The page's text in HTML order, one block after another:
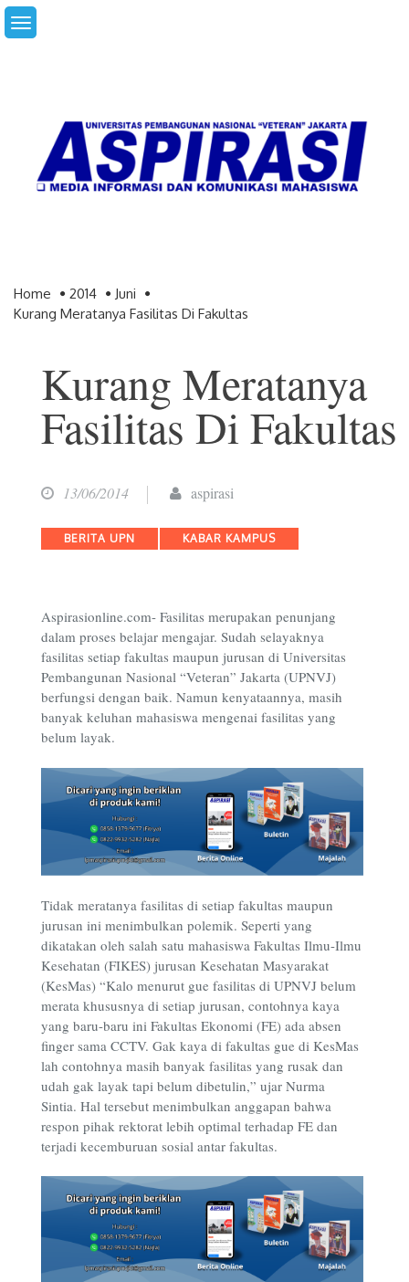
Skip
to
Home 2014
Juni
Kurang Meratanya Fasilitas Di Fakultas
Kurang Meratanya
Fasilitas Di Fakultas
13/06/2014 aspirasi
Categories
BERITA UPN KABAR KAMPUS
Aspirasionline.com- Fasilitas merupakan penunjang
dalam proses belajar mengajar. Sudah selayaknya
fasilitas setiap fakultas maupun jurusan di Universitas
Pembangunan Nasional “Veteran” Jakarta (UPNVJ)
berfungsi dengan baik. Namun kenyataannya, masih
banyak keluhan mahasiswa mengenai fasilitas yang
belum layak.
Tidak meratanya fasilitas di setiap fakultas maupun
jurusan ini menimbulkan polemik. Seperti yang
dikatakan oleh salah satu mahasiswa Fakultas Ilmu-Ilmu
Kesehatan (FIKES) jurusan Kesehatan Masyarakat
(KesMas) “Kalo menurut gue fasilitas di UPNVJ belum
merata khususnya di setiap jurusan, contohnya kaya
yang baru-baru ini Fakultas Ekonomi (FE) ada absen
finger sama CCTV. Gak kaya di fakultas gue di KesMas
lah contohnya masih banyak fasilitas yang rusak dan
udah gak layak tapi belum dibetulin,” ujar Nurma
Sintia. Hal tersebut menimbulkan anggapan bahwa
respon pihak rektorat lebih optimal terhadap FE dan
terjadi kecemburuan sosial antar fakultas.